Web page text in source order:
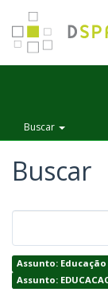
Buscar
Buscar
Assunto:
Assunto: